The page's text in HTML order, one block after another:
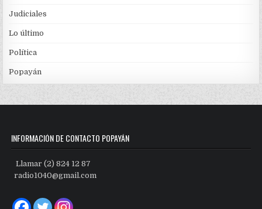
Judiciales
Lo último
Política
Popayán
INFORMACIÓN DE CONTACTO POPAYÁN
Llamar (2) 824 12 87
radio1040@gmail.com